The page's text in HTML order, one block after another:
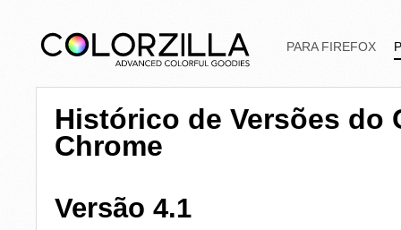
PARA FIREFOX
Histórico de Versões do
Chrome
Versão 4.1